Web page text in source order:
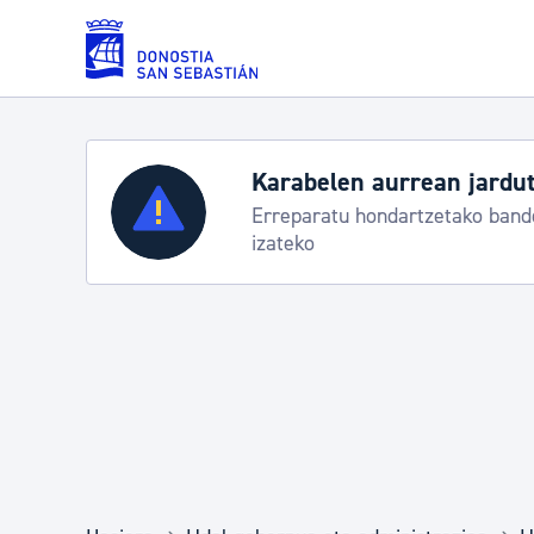
Eduki nagusira joan
Zerbitzuak
Errolda eta gai pertsonalak
Karabelen aurrean
Erreparatu hondartzetako
izateko